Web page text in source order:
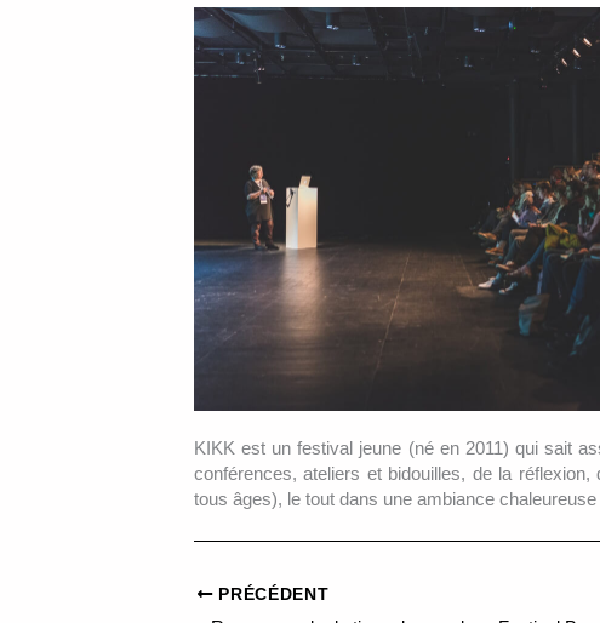
KIKK est un festival jeune (né en 2011) qui sait
conférences, ateliers et bidouilles, de la
tous âges), le tout dans une ambiance
PRÉCÉDENT